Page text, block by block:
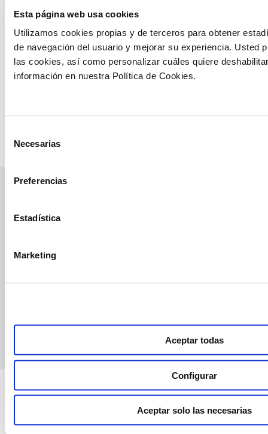
Esta página web usa cookies
Utilizamos cookies propias y de terceros para obtener
de navegación del usuario y mejorar su experiencia. Usted
las cookies, así como personalizar cuáles quiere
información en nuestra Política de Cookies.
Necesarias
Preferencias
Estadística
Marketing
Aceptar todas
Configurar
Aceptar solo las necesarias
vigor y
la bacteriosis
Erwinia
chrysanthemi
manvert
Recibe invitaciones exclusivas a jornadas de formación y